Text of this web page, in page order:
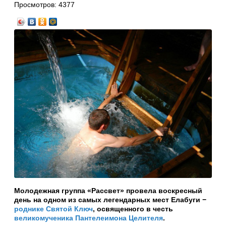
Просмотров: 4377
Молодежная группа «Рассвет» провела воскресный
день на одном из самых легендарных мест Елабуги −
роднике Святой Ключ, освященного в честь
великомученика Пантелеимона Целителя.